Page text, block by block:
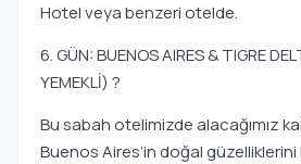
Hotel veya benzeri otelde.
6. GÜN: BUENOS AIRES & TIGRE
YEMEKLİ) ?
Bu sabah otelimizde alacağımız
Buenos Aires’in doğal